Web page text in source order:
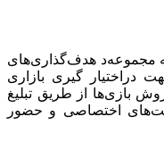
به مجموعه‌د هدف‌گذاری‌های
دراختیار گیری بازاری
از طریق تبلیغ
اختصاصی و حضور